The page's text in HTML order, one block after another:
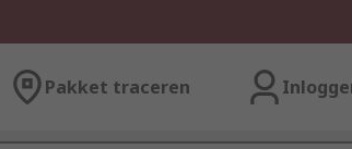
Pakket traceren